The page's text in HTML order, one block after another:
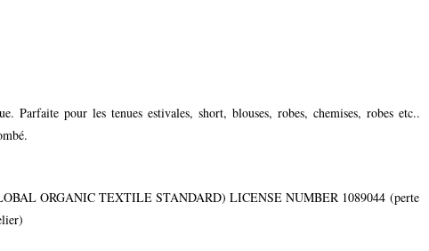
Parfaite pour les tenues estivales, short, blouses, robes, chemises, robes etc..
ORGANIC TEXTILE STANDARD) LICENSE NUMBER 1089044 (perte